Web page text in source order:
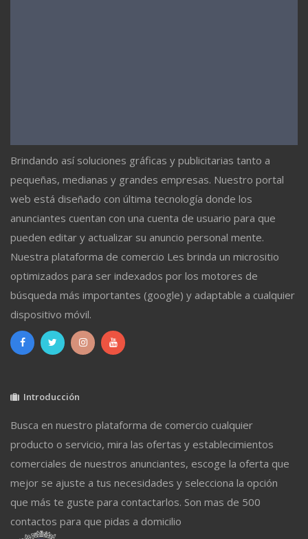
Brindando así soluciones gráficas y publicitarias tanto a
pequeñas, medianas y grandes empresas. Nuestro portal
web está diseñado con última tecnología donde los
anunciantes cuentan con una cuenta de usuario para que
pueden editar y actualizar su anuncio personal mente.
Nuestra plataforma de comercio Les brinda un micrositio
optimizados para ser indexados por los motores de
búsqueda más importantes (google) y adaptable a cualquier
dispositivo móvil.
Introducción
Busca en nuestro plataforma de comercio cualquier
producto o servicio, mira las ofertas y establecimientos
comerciales de nuestros anunciantes, escoge la oferta que
mejor se ajuste a tus necesidades y selecciona la opción
que más te guste para contactarlos. Son mas de 500
contactos para que pidas a domicilio